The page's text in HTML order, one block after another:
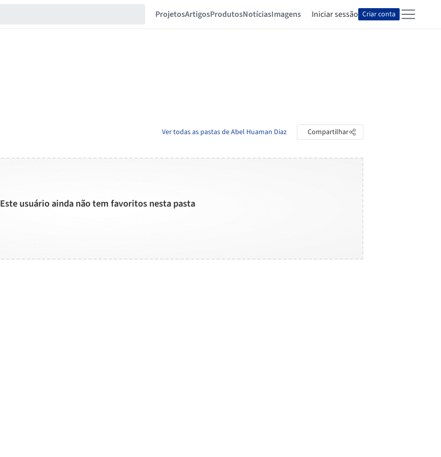
ProjetosArtigosProdutosNotíciasImagens Iniciar sessão Criar conta
Ver todas as pastas de Abel Huaman Diaz Compartilhar
Este usuário ainda não tem favoritos nesta pasta